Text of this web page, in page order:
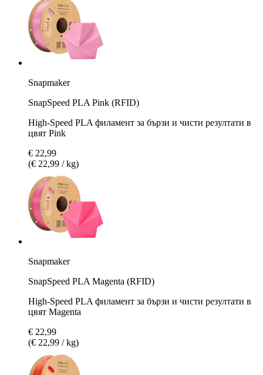
Snapmaker
SnapSpeed PLA Pink (RFID)
High-Speed PLA филамент за бързи и чисти резултати в
цвят Pink
€ 22,99
(€ 22,99 / kg)
Snapmaker
SnapSpeed PLA Magenta (RFID)
High-Speed PLA филамент за бързи и чисти резултати в
цвят Magenta
€ 22,99
(€ 22,99 / kg)